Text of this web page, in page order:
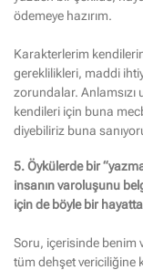
ödemeye hazırım.
Karakterlerim
gereklilikleri, maddi
zorundalar.
kendileri için buna
diyebiliriz buna
5. Öykülerde bir
insanın varoluşunu
için de böyle bir
Soru, içerisinde benim
tüm dehşet vericiliğine